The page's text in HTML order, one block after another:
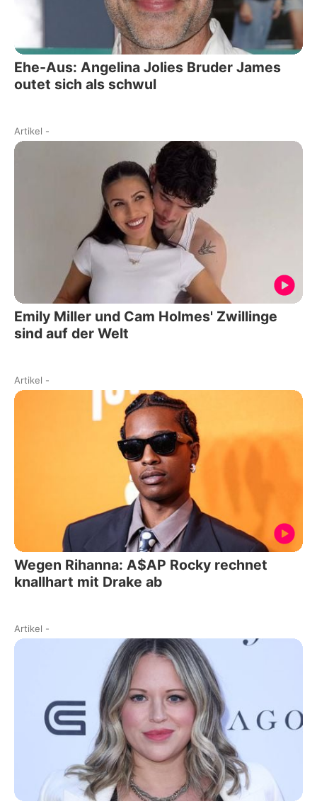
Ehe-Aus: Angelina Jolies Bruder James
outet sich als schwul
Artikel -
Emily Miller und Cam Holmes' Zwillinge
sind auf der Welt
Artikel -
Wegen Rihanna: A$AP Rocky rechnet
knallhart mit Drake ab
Artikel -